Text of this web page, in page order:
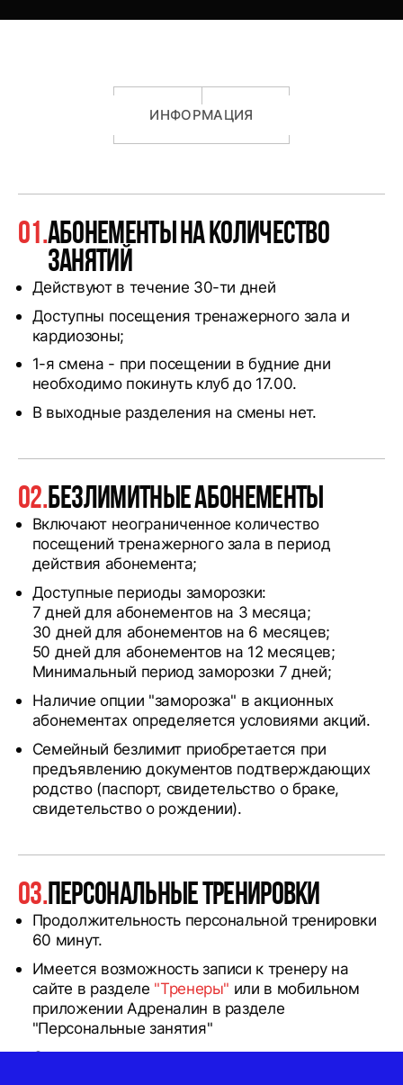
ИНФОРМАЦИЯ
01.Абонементы на количество
занятий
Действуют в течение 30-ти дней
Доступны посещения тренажерного зала и
кардиозоны;
1-я смена - при посещении в будние дни
необходимо покинуть клуб до 17.00.
В выходные разделения на смены нет.
02.Безлимитные абонементы
Включают неограниченное количество
посещений тренажерного зала в период
действия абонемента;
Доступные периоды заморозки:
7 дней для абонементов на 3 месяца;
30 дней для абонементов на 6 месяцев;
50 дней для абонементов на 12 месяцев;
Минимальный период заморозки 7 дней;
Наличие опции "заморозка" в акционных
абонементах определяется условиями акций.
Семейный безлимит приобретается при
предъявлению документов подтверждающих
родство (паспорт, свидетельство о браке,
свидетельство о рождении).
03.Персональные тренировки
Продолжительность персональной тренировки
60 минут.
Имеется возможность записи к тренеру на
сайте в разделе "Тренеры" или в мобильном
приложении Адреналин в разделе
"Персональные занятия"
Отмена клиентом записи на